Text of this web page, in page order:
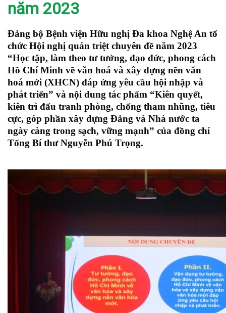
năm 2023
Đảng bộ Bệnh viện Hữu nghị Đa khoa Nghệ An tổ
chức Hội nghị quán triệt chuyên đề năm 2023
“Học tập, làm theo tư tưởng, đạo đức, phong cách
Hồ Chí Minh về văn hoá và xây dựng nền văn
hoá mới (XHCN) đáp ứng yêu cầu hội nhập và
phát triển” và nội dung tác phẩm “Kiên quyết,
kiên trì đấu tranh phòng, chống tham nhũng, tiêu
cực, góp phần xây dựng Đảng và Nhà nước ta
ngày càng trong sạch, vững mạnh” của đồng chí
Tổng Bí thư Nguyễn Phú Trọng.